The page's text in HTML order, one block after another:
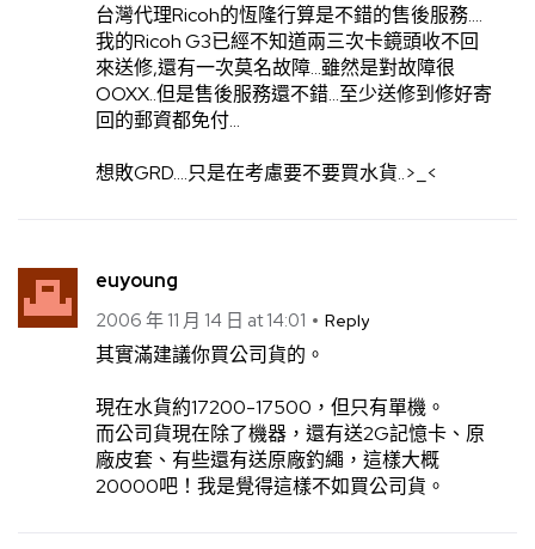
台灣代理Ricoh的恆隆行算是不錯的售後服務….
我的Ricoh G3已經不知道兩三次卡鏡頭收不回
來送修,還有一次莫名故障…雖然是對故障很
OOXX..但是售後服務還不錯…至少送修到修好寄
回的郵資都免付…
想敗GRD….只是在考慮要不要買水貨..>_<
euyoung
2006 年 11 月 14 日 at 14:01 Reply
其實滿建議你買公司貨的。
現在水貨約17200-17500，但只有單機。
而公司貨現在除了機器，還有送2G記憶卡、原
廠皮套、有些還有送原廠釣繩，這樣大概
20000吧！我是覺得這樣不如買公司貨。